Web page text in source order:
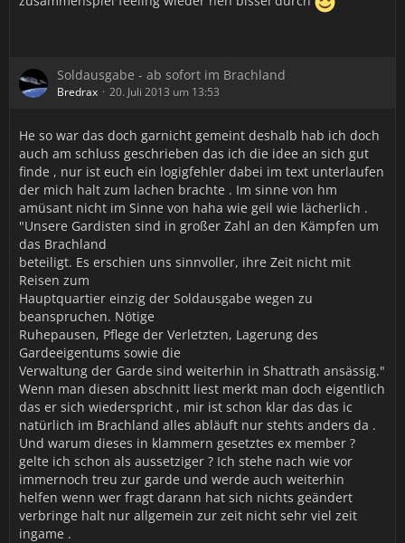
Soldausgabe - ab sofort im Brachland
Bredrax 20. Juli 2013 um 13:53
He so war das doch garnicht gemeint deshalb hab ich doch
auch am schluss geschrieben das ich die idee an sich gut
finde , nur ist euch ein logigfehler dabei im text unterlaufen
der mich halt zum lachen brachte . Im sinne von hm
amüsant nicht im Sinne von haha wie geil wie lächerlich .
"Unsere Gardisten sind in großer Zahl an den Kämpfen um
das Brachland
beteiligt. Es erschien uns sinnvoller, ihre Zeit nicht mit
Reisen zum
Hauptquartier einzig der Soldausgabe wegen zu
beanspruchen. Nötige
Ruhepausen, Pflege der Verletzten, Lagerung des
Gardeeigentums sowie die
Verwaltung der Garde sind weiterhin in Shattrath ansässig."
Wenn man diesen abschnitt liest merkt man doch eigentlich
das er sich wiederspricht , mir ist schon klar das das ic
natürlich im Brachland alles abläuft nur stehts anders da .
Und warum dieses in klammern gesetztes ex member ?
gelte ich schon als aussetziger ? Ich stehe nach wie vor
immernoch treu zur garde und werde auch weiterhin
helfen wenn wer fragt darann hat sich nichts geändert
verbringe halt nur allgemein zur zeit nicht sehr viel zeit
ingame .